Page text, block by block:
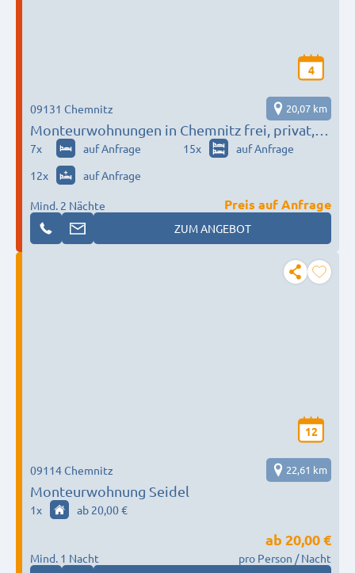
4
Monteurwohnungen in Chemnitz frei, privat,
gemütlich
09131 Chemnitz 20,07 km
7x auf Anfrage 15x
auf Anfrage
12x auf Anfrage
Mind. 2 Nächte
Preis auf Anfrage
ZUM ANGEBOT
12
Monteurwohnung Seidel
09114 Chemnitz 22,61 km
1x ab 20,00 €
Mind. 1 Nacht
ab 20,00 €
pro Person / Nacht